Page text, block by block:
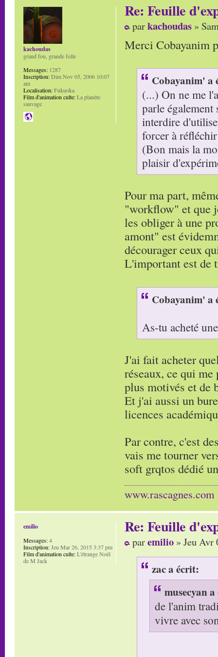
Re: Feuille
parkachoudas »
Merci Cobayanim
Cobayanim' a
(...) On ne me
parle
interdire
forcer à
(Bon mais la
plaisir
Pour ma part,
"workflow" et que
les obliger à une
amont" est
décourager ceux
L'important est de
Cobayanim' a
As-tu acheté
J'ai fait acheter
réseaux, ce qui
plus motivés et de
Et j'ai aussi un
licences
Par contre, c'est
vais me tourner
soft grqtos dédié
www.rascagnes.com
kachoudas
grand fou, grande folle
Messages: 1287
Inscription:Dim Nov 05, 2006 10:07
am
Localisation:Fukuoka
Film d'animation culte:La planète
sauvage
Re: Feuille
paremilio » Jeu Avr
zac a écrit:
musecyan
de l'anim
vivre avec
emilio
Messages:4
Inscription:Jeu Mar 26, 2015 3:37 pm
Film d'animation culte:L'étrange Noël
de M Jack